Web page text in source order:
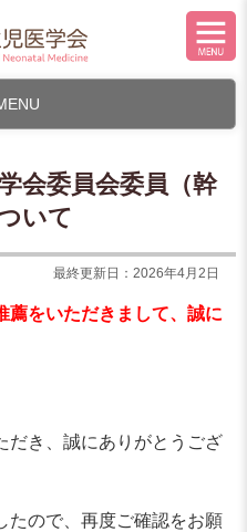
会委員会委員（幹
いて
最終更新日：2026年4月2日
をいただきまして、誠に
だき、誠にありがとうござ
ので、再度ご確認をお願